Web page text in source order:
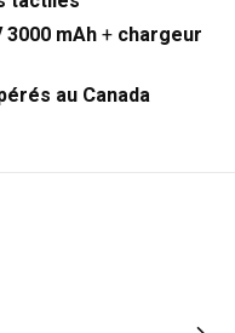
mAh+ chargeur
au Canada